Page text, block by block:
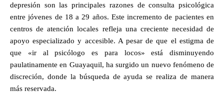
depresión son las principales razones de consulta psicológica
entre jóvenes de 18 a 29 años. Este incremento de pacientes en
centros de atención locales refleja una creciente necesidad de
apoyo especializado y accesible. A pesar de que el estigma de
que «ir al psicólogo es para locos» está disminuyendo
paulatinamente en Guayaquil, ha surgido un nuevo fenómeno de
discreción, donde la búsqueda de ayuda se realiza de manera
más reservada.